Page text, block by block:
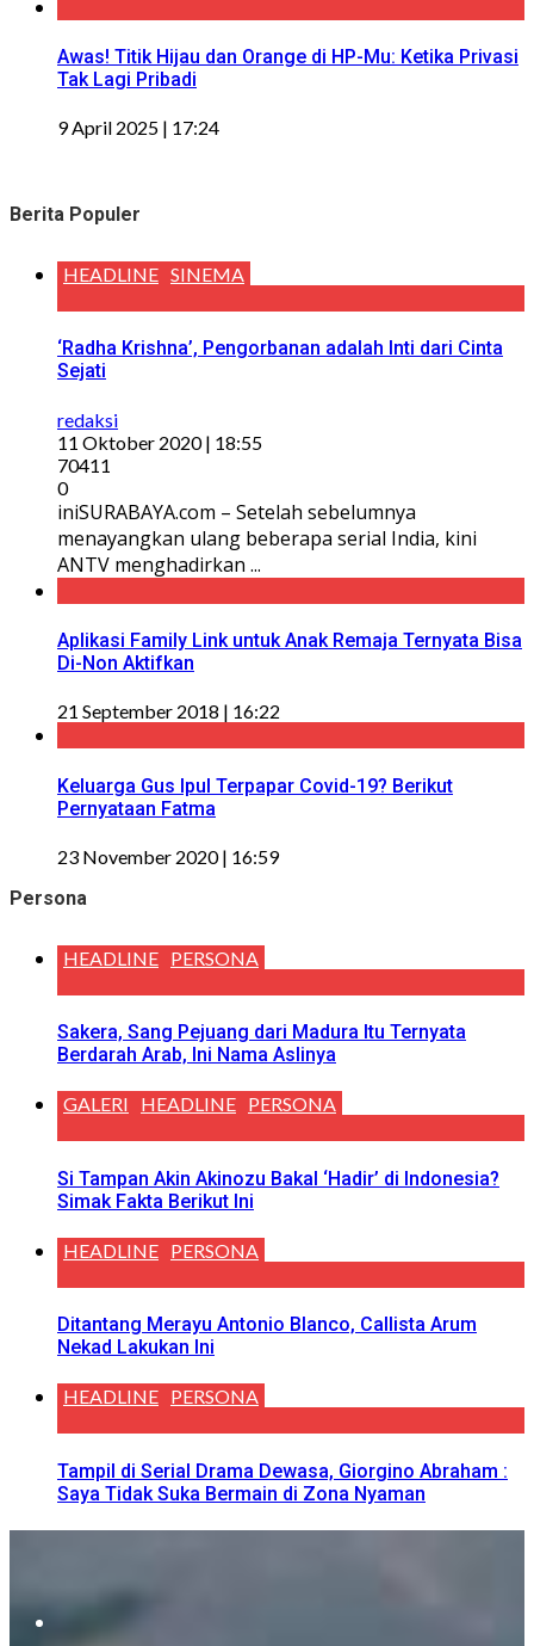
Awas! Titik Hijau dan Orange di HP-Mu: Ketika Privasi
Tak Lagi Pribadi
9 April 2025 | 17:24
Berita Populer
HEADLINE SINEMA
‘Radha Krishna’, Pengorbanan adalah Inti dari Cinta
Sejati
redaksi
11 Oktober 2020 | 18:55
70411
0
iniSURABAYA.com – Setelah sebelumnya
menayangkan ulang beberapa serial India, kini
ANTV menghadirkan ...
Aplikasi Family Link untuk Anak Remaja Ternyata Bisa
Di-Non Aktifkan
21 September 2018 | 16:22
Keluarga Gus Ipul Terpapar Covid-19? Berikut
Pernyataan Fatma
23 November 2020 | 16:59
Persona
HEADLINE PERSONA
Sakera, Sang Pejuang dari Madura Itu Ternyata
Berdarah Arab, Ini Nama Aslinya
GALERI HEADLINE PERSONA
Si Tampan Akin Akinozu Bakal ‘Hadir’ di Indonesia?
Simak Fakta Berikut Ini
HEADLINE PERSONA
Ditantang Merayu Antonio Blanco, Callista Arum
Nekad Lakukan Ini
HEADLINE PERSONA
Tampil di Serial Drama Dewasa, Giorgino Abraham :
Saya Tidak Suka Bermain di Zona Nyaman